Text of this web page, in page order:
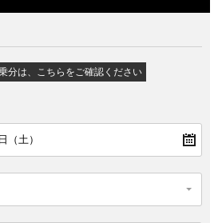
分は、こちらをご確認ください